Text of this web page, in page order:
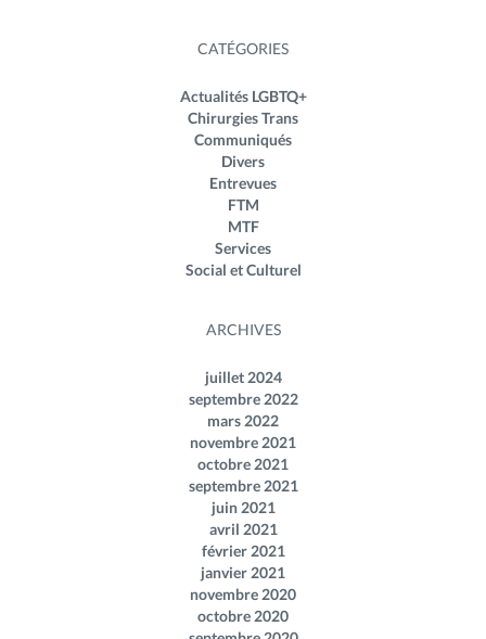
CATÉGORIES
Actualités LGBTQ+
Chirurgies Trans
Communiqués
Divers
Entrevues
FTM
MTF
Services
Social et Culturel
ARCHIVES
juillet 2024
septembre 2022
mars 2022
novembre 2021
octobre 2021
septembre 2021
juin 2021
avril 2021
février 2021
janvier 2021
novembre 2020
octobre 2020